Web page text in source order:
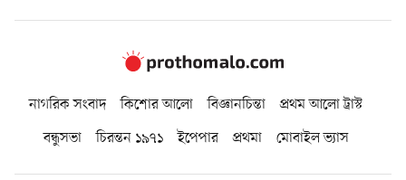
নাগরিক সংবাদ কিশোর আলো বিজ্ঞানচিন্তা
প্রথম আলো ট্রাস্ট
বন্ধুসভা
চিরন্তন ১৯৭১ ইপেপার প্রথমা মোবাইল ভ্যাস